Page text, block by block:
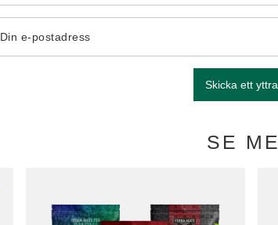
Din e-postadress
Skicka ett
SE